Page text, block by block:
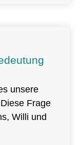
unsere
Frage
Willi und